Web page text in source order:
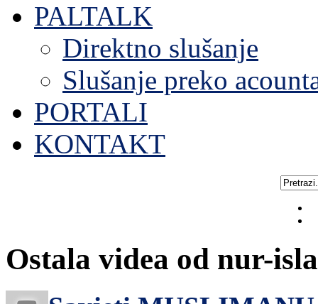
PALTALK
Direktno slušanje
Slušanje preko
PORTALI
KONTAKT
Ostala videa od nur-